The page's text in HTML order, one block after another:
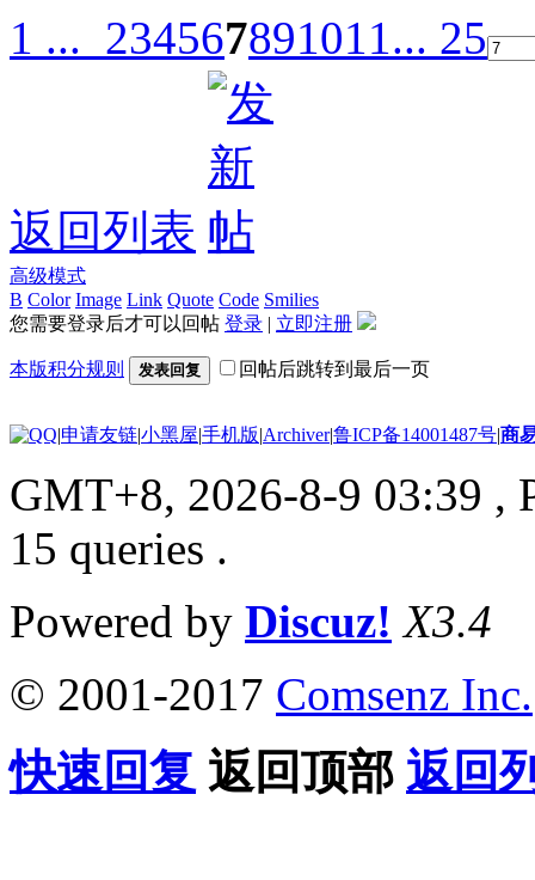
1 ... 234567891011... 25
返回列表
高级模式
B Color Image Link Quote Code Smilies
您需要登录后才可以回帖 登录 | 立即注册
本版积分规则 发表回复 回帖后跳转到最后一页
|申请友链|小黑屋|手机版|Archiver|鲁ICP备14001487号|商
GMT+8, 2026-8-9 03:39 ,
15 queries .
Powered by Discuz! X3.4
© 2001-2017 Comsenz Inc.
快速回复 返回顶部 返回